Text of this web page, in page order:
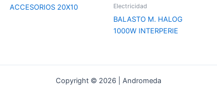
ACCESORIOS 20X10
Electricidad
BALASTO M. HALOG
1000W INTERPERIE
Copyright © 2026 | Andromeda